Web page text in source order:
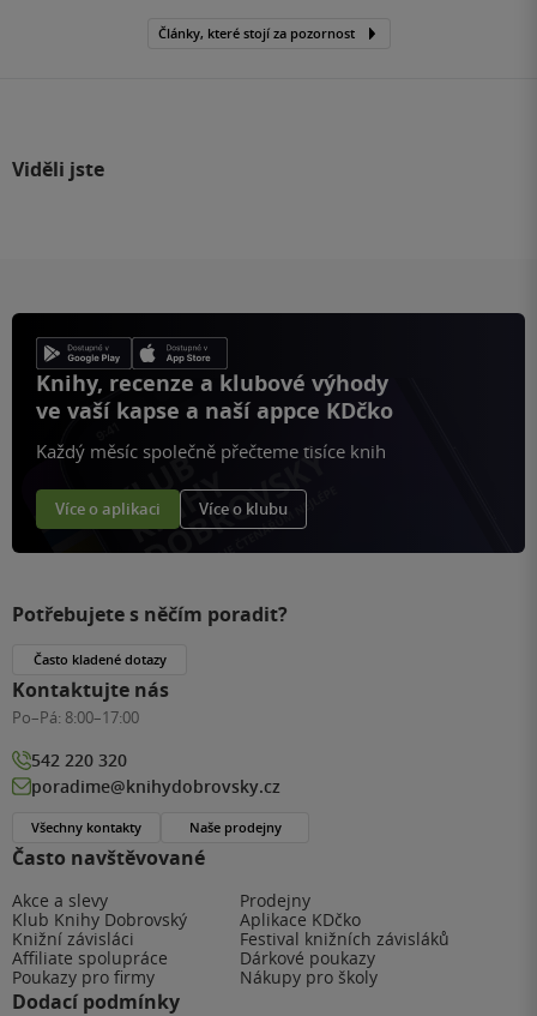
Články, které stojí za pozornost
Viděli jste
Knihy, recenze a klubové výhody
ve vaší kapse a naší appce KDčko
Každý měsíc společně přečteme tisíce knih
Více o aplikaci Více o klubu
Často navštěvované
Akce a slevy
Prodejny
Klub Knihy Dobrovský
Aplikace KDčko
Knižní závisláci
Festival knižních závisláků
Affiliate spolupráce
Dárkové poukazy
Poukazy pro firmy
Nákupy pro školy
Dodací podmínky
Potřebujete s něčím poradit?
Často kladené dotazy
Kontaktujte nás
Po–Pá: 8:00–17:00
542 220 320
poradime@knihydobrovsky.cz
Všechny kontakty Naše prodejny